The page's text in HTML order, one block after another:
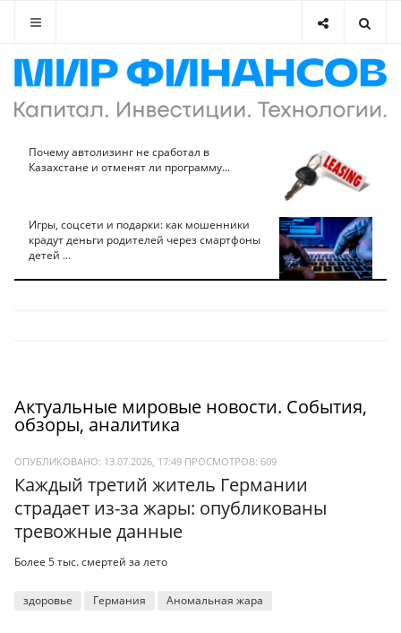
Почему автолизинг не сработал в
Казахстане и отменят ли программу...
Игры, соцсети и подарки: как мошенники
крадут деньги родителей через смартфоны
детей ...
Актуальные мировые новости. События,
обзоры, аналитика
ОПУБЛИКОВАНО: 13.07.2026, 17:49 ПРОСМОТРОВ: 609
Каждый третий житель Германии
страдает из-за жары: опубликованы
тревожные данные
Более 5 тыс. смертей за лето
здоровье Германия Аномальная жара